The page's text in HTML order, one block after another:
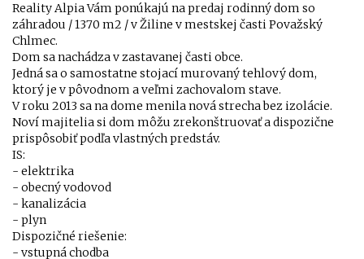
Reality Alpia Vám ponúkajú na predaj rodinný dom so
záhradou / 1370 m2 / v Žiline v mestskej časti Považský
Chlmec.
Dom sa nachádza v zastavanej časti obce.
Jedná sa o samostatne stojací murovaný tehlový dom,
ktorý je v pôvodnom a veľmi zachovalom stave.
V roku 2013 sa na dome menila nová strecha bez izolácie.
Noví majitelia si dom môžu zrekonštruovať a dispozične
prispôsobiť podľa vlastných predstáv.
IS:
- elektrika
- obecný vodovod
- kanalizácia
- plyn
Dispozičné riešenie:
- vstupná chodba